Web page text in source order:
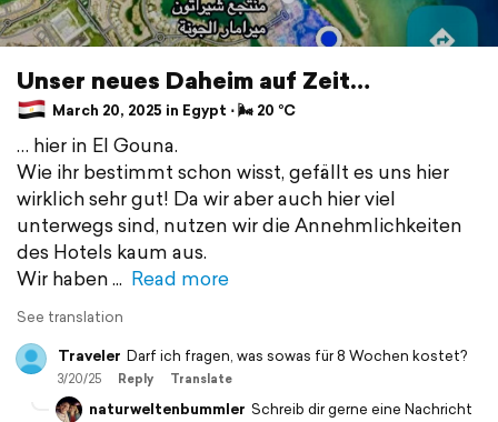
Unser neues Daheim auf Zeit…
March 20, 2025 in Egypt ⋅ 🌬 20 °C
… hier in El Gouna.
Wie ihr bestimmt schon wisst, gefällt es uns hier
wirklich sehr gut! Da wir aber auch hier viel
unterwegs sind, nutzen wir die Annehmlichkeiten
des Hotels kaum aus.
Wir haben
Read more
See translation
Traveler Darf ich fragen, was sowas für 8 Wochen kostet?
3/20/25 Reply Translate
naturweltenbummler Schreib dir gerne eine Nachricht